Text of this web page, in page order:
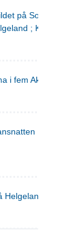
på Solhaug ; Fru
;
i fem Akter
; Fru Inger